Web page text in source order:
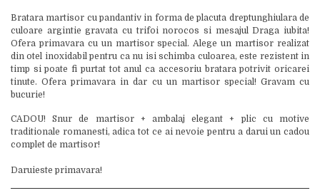
Bratara martisor cu pandantiv in forma de placuta dreptunghiulara de
culoare argintie gravata cu trifoi norocos si mesajul Draga iubita!
Ofera primavara cu un martisor special. Alege un martisor realizat
din otel inoxidabil pentru ca nu isi schimba culoarea, este rezistent in
timp si poate fi purtat tot anul ca accesoriu bratara potrivit oricarei
tinute. Ofera primavara in dar cu un martisor special! Gravam cu
bucurie!
CADOU! Snur de martisor + ambalaj elegant + plic cu motive
traditionale romanesti, adica tot ce ai nevoie pentru a darui un cadou
complet de martisor!
Daruieste primavara!